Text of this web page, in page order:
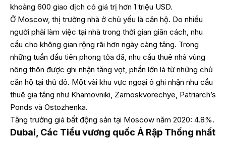
khoảng 600 giao dịch có giá trị hơn 1 triệu USD.
Ở Moscow, thị trường nhà ở chủ yếu là căn hộ. Do nhiều
người phải làm việc tại nhà trong thời gian giãn cách, nhu
cầu cho không gian rộng rãi hơn ngày càng tăng. Trong
những tuần đầu tiên phong tỏa đã, nhu cầu thuê nhà vùng
nông thôn được ghi nhận tăng vọt, phần lớn là từ những chủ
căn hộ tại thủ đô. Một vài khu vực ngoại ô ghi nhận nhu cầu
thuê gia tăng như Khamovniki, Zamoskvorechye, Patriarch’s
Ponds và Ostozhenka.
Tăng trưởng giá bất động sản tại Moscow năm 2020: 4.8%.
Dubai, Các Tiểu vương quốc Ả Rập Thống nhất